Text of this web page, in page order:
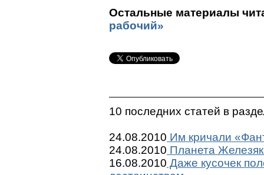
Остальные материалы
рабочий»
10 последних статей в
24.08.2010 Им кричали
24.08.2010 Планета
16.08.2010 Даже кусочек